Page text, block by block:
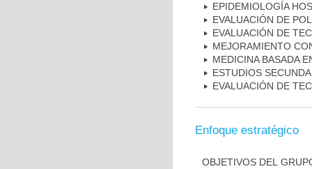
EPIDEMIOLOGÍA
EVALUACIÓN DE
EVALUACIÓN DE
MEJORAMIENTO
MEDICINA BASADA
ESTUDIOS
EVALUACIÓN DE
Enfoque estratégico
OBJETIVOS DEL